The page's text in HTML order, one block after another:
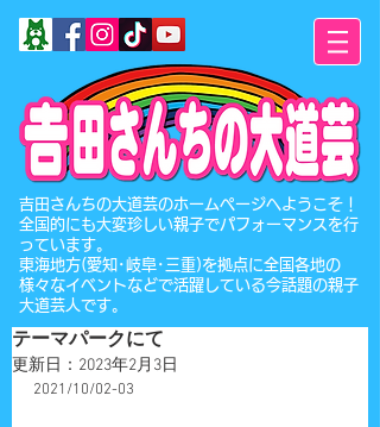
​吉田さんちの大道芸のホームページへようこそ！
全国的にも大変珍しい親子でパフォーマンスを行
っています。
東海地方(愛知･岐阜･三重)を拠点に全国各地の
様々なイベントなどで活躍している今話題の親子
大道芸人です。
テーマパークにて
更新日： 2023年2月3日
2021/10/02-03